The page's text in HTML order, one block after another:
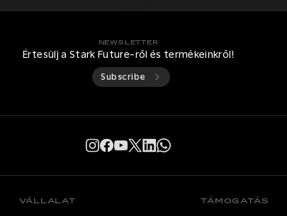
NEWSLETTER
Értesülj a Stark Future-ről és termékeinkről!
Subscribe
VÁLLALAT TÁMOGATÁS